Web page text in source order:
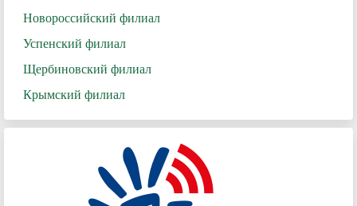
Новороссийский филиал
Успенский филиал
Щербиновский филиал
Крымский филиал